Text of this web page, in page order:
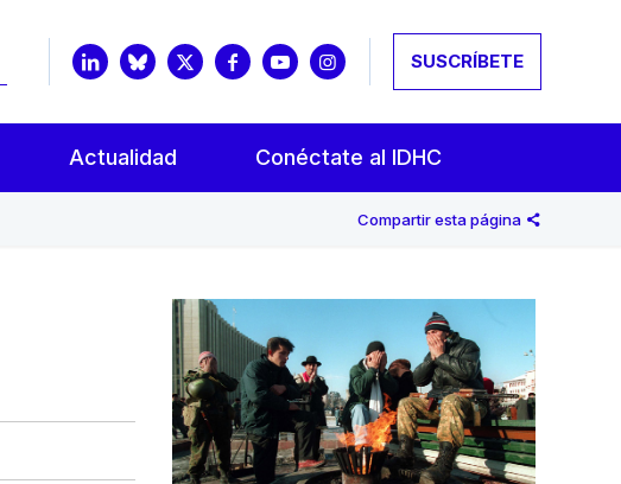
SUSCRÍBETE
Actualidad Conéctate al IDHC
Compartir esta página